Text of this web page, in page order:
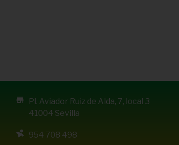
Pl. Aviador Ruiz de Alda, 7, local 3
41004 Sevilla
954 708 498